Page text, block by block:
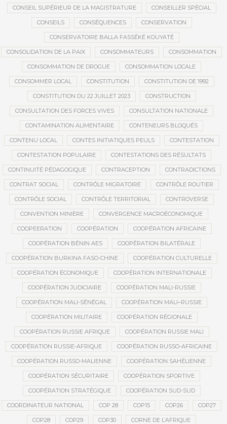
CONSEIL SUPÉRIEUR DE LA MAGISTRATURE CONSEILLER SPÉCIAL
CONSEILS CONSÉQUENCES CONSERVATION
CONSERVATOIRE BALLA FASSÉKÉ KOUYATÉ
CONSOLIDATION DE LA PAIX CONSOMMATEURS CONSOMMATION
CONSOMMATION DE DROGUE CONSOMMATION LOCALE
CONSOMMER LOCAL CONSTITUTION CONSTITUTION DE 1992
CONSTITUTION DU 22 JUILLET 2023 CONSTRUCTION
CONSULTATION DES FORCES VIVES CONSULTATION NATIONALE
CONTAMINATION ALIMENTAIRE CONTENEURS BLOQUÉS
CONTENU LOCAL CONTES INITIATIQUES PEULS CONTESTATION
CONTESTATION POPULAIRE CONTESTATIONS DES RÉSULTATS
CONTINUITÉ PÉDAGOGIQUE CONTRACEPTION CONTRADICTIONS
CONTRAT SOCIAL CONTRÔLE MIGRATOIRE CONTRÔLE ROUTIER
CONTRÔLE SOCIAL CONTRÔLE TERRITORIAL CONTROVERSE
CONVENTION MINIÈRE CONVERGENCE MACROÉCONOMIQUE
COOPEERATION COOPÉRATION COOPÉRATION AFRICAINE
COOPÉRATION BÉNIN AES COOPÉRATION BILATÉRALE
COOPÉRATION BURKINA FASO-CHINE COOPÉRATION CULTURELLE
COOPÉRATION ÉCONOMIQUE COOPÉRATION INTERNATIONALE
COOPÉRATION JUDICIAIRE COOPÉRATION MALI-RUSSIE
COOPÉRATION MALI-SÉNÉGAL COOPÉRATION MALI–RUSSIE
COOPÉRATION MILITAIRE COOPÉRATION RÉGIONALE
COOPÉRATION RUSSIE AFRIQUE COOPÉRATION RUSSIE MALI
COOPÉRATION RUSSIE-AFRIQUE COOPÉRATION RUSSO-AFRICAINE
COOPÉRATION RUSSO-MALIENNE COOPÉRATION SAHÉLIENNE
COOPÉRATION SÉCURITAIRE COOPÉRATION SPORTIVE
COOPÉRATION STRATÉGIQUE COOPÉRATION SUD-SUD
COORDINATEUR NATIONAL COP 28 COP15 COP26 COP27
COP28 COP29 COP30 CORNE DE L’AFRIQUE